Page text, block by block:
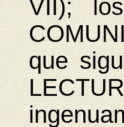
VII);
que